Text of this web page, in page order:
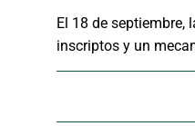
El 18 de septiembre,
inscriptos y un